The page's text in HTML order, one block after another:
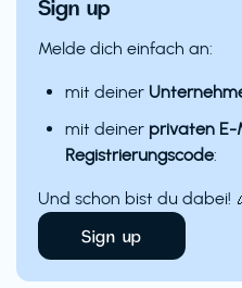
Sign up
Melde dich einfach an:
mit deiner
mit deiner privaten E-
Registrierungscode:
Und schon bist du dabei!
Sign up